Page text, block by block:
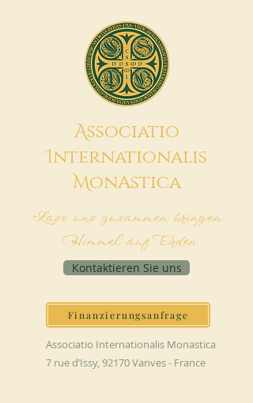
Associatio
Internationalis
MonAstica
Lass uns zusammen bringen
Himmel auf Erden
Kontaktieren Sie uns
Finanzierungsanfrage
Associatio Internationalis Monastica
7 rue d’Issy, 92170 Vanves - France